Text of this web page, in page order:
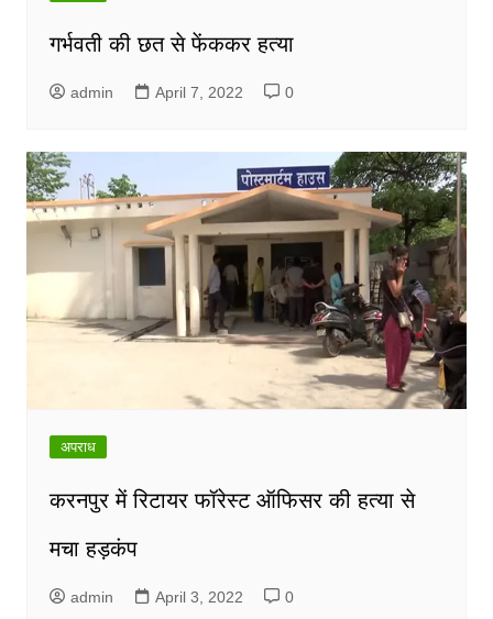
गर्भवती की छत से फेंककर हत्या
admin April 7, 2022 0
अपराध
करनपुर में रिटायर फॉरेस्ट ऑफिसर की हत्या से
मचा हड़कंप
admin April 3, 2022 0